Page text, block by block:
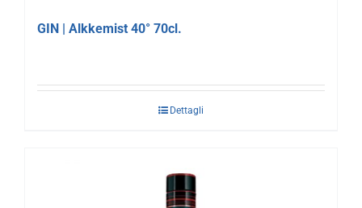
GIN | Alkkemist 40° 70cl.
Dettagli